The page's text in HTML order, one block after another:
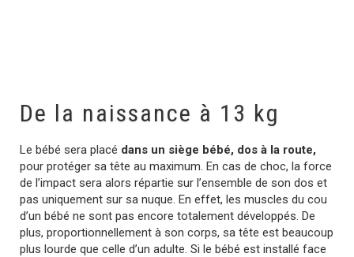
De la naissance à 13 kg
Le bébé sera placé dans un siège bébé, dos à la route,
pour protéger sa tête au maximum. En cas de choc, la force
de l’impact sera alors répartie sur l’ensemble de son dos et
pas uniquement sur sa nuque. En effet, les muscles du cou
d’un bébé ne sont pas encore totalement développés. De
plus, proportionnellement à son corps, sa tête est beaucoup
plus lourde que celle d’un adulte. Si le bébé est installé face